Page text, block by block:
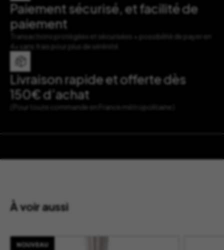
Paiement sécurisé, et facilité de
paiement
Transactions protégées et sécurisées + possibilité de payer en
4x sans frais pour plus de sérénité.
Livraison rapide et offerte dès
150€ d’achat
( Pour toute commande en France métropolitaine )
À voir aussi
NOUVEAU